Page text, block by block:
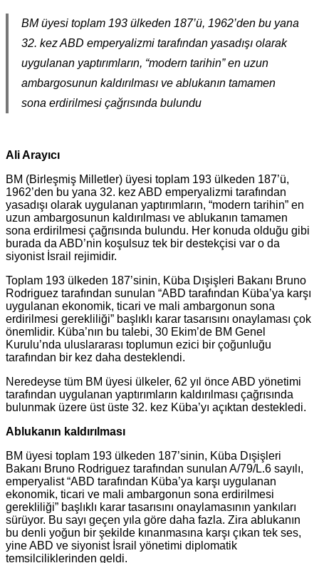
BM üyesi toplam 193 ülkeden 187’ü, 1962’den bu yana
32. kez ABD emperyalizmi tarafından yasadışı olarak
uygulanan yaptırımların, “modern tarihin” en uzun
ambargosunun kaldırılması ve ablukanın tamamen
sona erdirilmesi çağrısında bulundu
Ali Arayıcı
BM (Birleşmiş Milletler) üyesi toplam 193 ülkeden 187’ü,
1962’den bu yana 32. kez ABD emperyalizmi tarafından
yasadışı olarak uygulanan yaptırımların, “modern tarihin” en
uzun ambargosunun kaldırılması ve ablukanın tamamen
sona erdirilmesi çağrısında bulundu. Her konuda olduğu gibi
burada da ABD’nin koşulsuz tek bir destekçisi var o da
siyonist İsrail rejimidir.
Toplam 193 ülkeden 187’sinin, Küba Dışişleri Bakanı Bruno
Rodriguez tarafından sunulan “ABD tarafından Küba’ya karşı
uygulanan ekonomik, ticari ve mali ambargonun sona
erdirilmesi gerekliliği” başlıklı karar tasarısını onaylaması çok
önemlidir. Küba’nın bu talebi, 30 Ekim’de BM Genel
Kurulu’nda uluslararası toplumun ezici bir çoğunluğu
tarafından bir kez daha desteklendi.
Neredeyse tüm BM üyesi ülkeler, 62 yıl önce ABD yönetimi
tarafından uygulanan yaptırımların kaldırılması çağrısında
bulunmak üzere üst üste 32. kez Küba’yı açıktan destekledi.
Ablukanın kaldırılması
BM üyesi toplam 193 ülkeden 187’sinin, Küba Dışişleri
Bakanı Bruno Rodriguez tarafından sunulan A/79/L.6 sayılı,
emperyalist “ABD tarafından Küba’ya karşı uygulanan
ekonomik, ticari ve mali ambargonun sona erdirilmesi
gerekliliği” başlıklı karar tasarısını onaylamasının yankıları
sürüyor. Bu sayı geçen yıla göre daha fazla. Zira ablukanın
bu denli yoğun bir şekilde kınanmasına karşı çıkan tek ses,
yine ABD ve siyonist İsrail yönetimi diplomatik
temsilciliklerinden geldi.